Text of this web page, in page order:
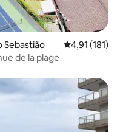
Sebastião Évaluation
4,91 (181)
de la plage
appréciés